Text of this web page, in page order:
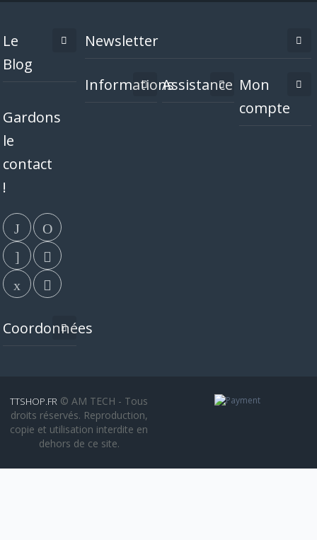
Le
Blog
Gardons
le
contact
!
Coordonnées
Newsletter
InformationsAssistance Mon
compte
TTSHOP.FR © AM TECH - Tous
droits réservés. Reproduction,
copie et utilisation interdite en
dehors de ce site.